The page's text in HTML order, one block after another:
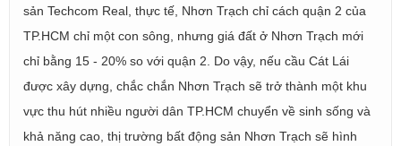
sản Techcom Real, thực tế, Nhơn Trạch chỉ cách quận 2 của
TP.HCM chỉ một con sông, nhưng giá đất ở Nhơn Trạch mới
chỉ bằng 15 - 20% so với quận 2. Do vậy, nếu cầu Cát Lái
được xây dựng, chắc chắn Nhơn Trạch sẽ trở thành một khu
vực thu hút nhiều người dân TP.HCM chuyển về sinh sống và
khả năng cao, thị trường bất động sản Nhơn Trạch sẽ hình